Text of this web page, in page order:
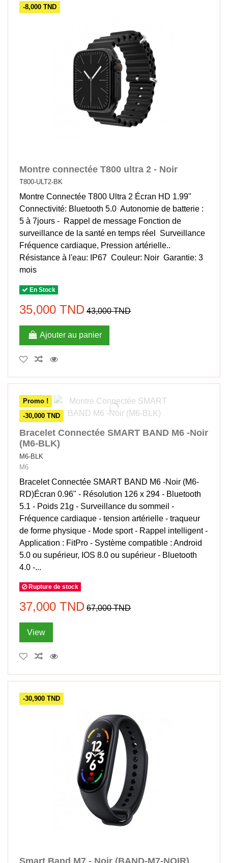
-8,000 TND
Montre connectée T800 ultra 2 - Noir
T800-ULT2-BK
Montre Connectée T800 Ultra 2 Écran HD 1.99"
Connectivité: Bluetooth 5.0 Autonomie de batterie :
5 à 7jours - Rappel de message Fonction de
surveillance de la santé en temps réel Surveillance
Fréquence cardiaque, Pression artérielle..
Résistance à l'eau: IP67 Couleur: Noir Garantie: 3
mois
En Stock
35,000 TND 43,000 TND
Ajouter au panier
Promo !
-30,000 TND
Bracelet Connectée SMART BAND M6 -Noir
(M6-BLK)
M6-BLK
M6
Bracelet Connectée SMART BAND M6 -Noir (M6-
RD)Écran 0.96" - Résolution 126 x 294 - Bluetooth
5.1 - Poids 21g - Surveillance du sommeil -
Fréquence cardiaque - tension artérielle - traqueur
de forme physique - Mode sport - Rappel intelligent -
Application : FitPro - Système compatible : Android
5.0 ou supérieur, IOS 8.0 ou supérieur - Bluetooth
4.0 -...
Rupture de stock
37,000 TND 67,000 TND
View
-30,900 TND